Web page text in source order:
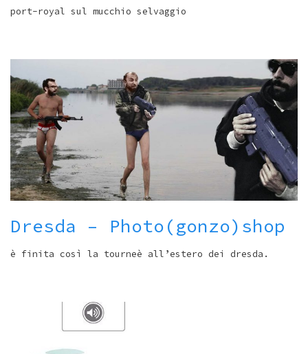
port-royal sul mucchio selvaggio
Dresda – Photo(gonzo)shop
è finita così la tourneè all’estero dei dresda.